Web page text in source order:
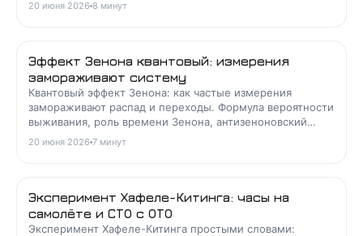
20 июня 2026 8 минут
Эффект Зенона квантовый: измерения
замораживают систему
Квантовый эффект Зенона: как частые измерения
замораживают распад и переходы. Формула вероятности
выживания, роль времени Зенона, антизеноновский
эффект и эксперименты.
20 июня 2026 7 минут
Эксперимент Хафеле-Китинга: часы на
самолёте и СТО с ОТО
Эксперимент Хафеле-Китинга простыми словами: